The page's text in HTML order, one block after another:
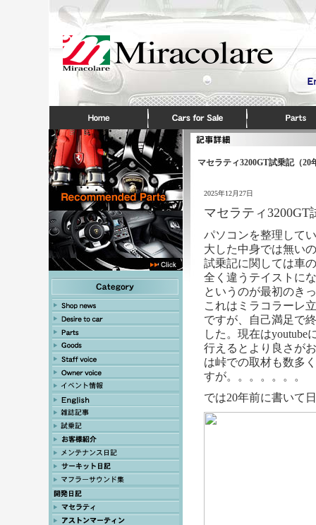
マセラティ3200GT試乗記（
2025年12月27日
マセラティ3200GT
パソコンを整理して
大した中身では無い
試乗記に関しては車
全く違うテイストに
というのが最初のき
これはミラコラーレ
ですが、自己満足で
した。 現在はyoutube
行えるとより良さが
は峠での取材も数多
すが。。。。。。。
では20年前に書いて